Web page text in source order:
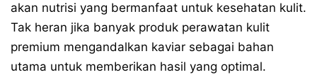
akan nutrisi yang bermanfaat untuk kesehatan kulit.
Tak heran jika banyak produk perawatan kulit
premium mengandalkan kaviar sebagai bahan
utama untuk memberikan hasil yang optimal.